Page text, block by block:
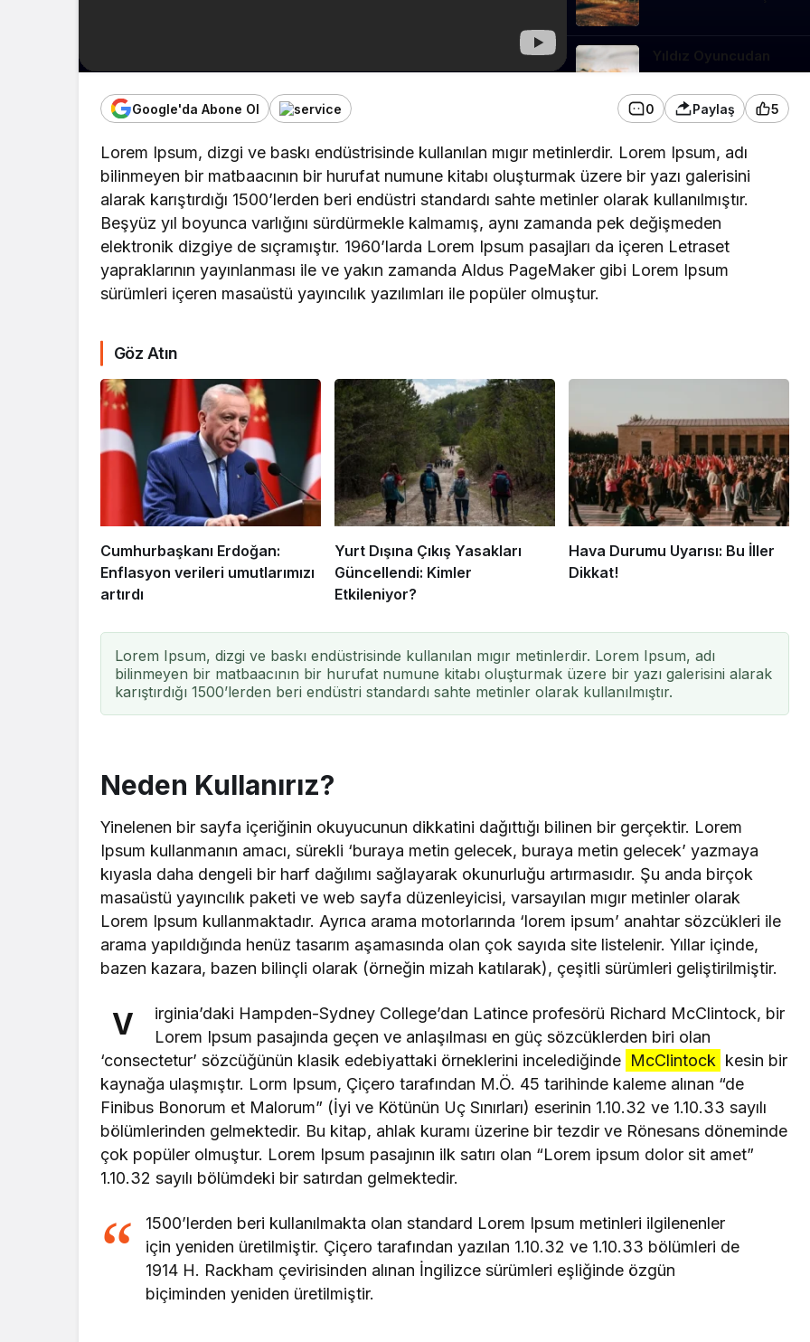
Bomba Açıklama:
Ekranlara Veda Ediyor
Depresyon
Vakalarında Rekor
Artış: Uzmanlar
Nedeni Açıkladı
Ödül Gecesinde
Büyük Şok: Favori
Google'da Abone Ol 0 Paylaş 5
Lorem Ipsum, dizgi ve baskı endüstrisinde kullanılan mıgır metinlerdir. Lorem Ipsum, adı
bilinmeyen bir matbaacının bir hurufat numune kitabı oluşturmak üzere bir yazı galerisini
alarak karıştırdığı 1500’lerden beri endüstri standardı sahte metinler olarak kullanılmıştır.
Beşyüz yıl boyunca varlığını sürdürmekle kalmamış, aynı zamanda pek değişmeden
elektronik dizgiye de sıçramıştır. 1960’larda Lorem Ipsum pasajları da içeren Letraset
yapraklarının yayınlanması ile ve yakın zamanda Aldus PageMaker gibi Lorem Ipsum
sürümleri içeren masaüstü yayıncılık yazılımları ile popüler olmuştur.
Göz Atın
Cumhurbaşkanı Erdoğan:
Enflasyon verileri umutlarımızı
artırdı
Yurt Dışına Çıkış Yasakları
Güncellendi: Kimler
Etkileniyor?
Hava Durumu Uyarısı: Bu İller
Dikkat!
Lorem Ipsum, dizgi ve baskı endüstrisinde kullanılan mıgır metinlerdir. Lorem Ipsum, adı
bilinmeyen bir matbaacının bir hurufat numune kitabı oluşturmak üzere bir yazı galerisini alarak
karıştırdığı 1500’lerden beri endüstri standardı sahte metinler olarak kullanılmıştır.
Neden Kullanırız?
Yinelenen bir sayfa içeriğinin okuyucunun dikkatini dağıttığı bilinen bir gerçektir. Lorem
Ipsum kullanmanın amacı, sürekli ‘buraya metin gelecek, buraya metin gelecek’ yazmaya
kıyasla daha dengeli bir harf dağılımı sağlayarak okunurluğu artırmasıdır. Şu anda birçok
masaüstü yayıncılık paketi ve web sayfa düzenleyicisi, varsayılan mıgır metinler olarak
Lorem Ipsum kullanmaktadır. Ayrıca arama motorlarında ‘lorem ipsum’ anahtar sözcükleri ile
arama yapıldığında henüz tasarım aşamasında olan çok sayıda site listelenir. Yıllar içinde,
bazen kazara, bazen bilinçli olarak (örneğin mizah katılarak), çeşitli sürümleri geliştirilmiştir.
V
irginia’daki Hampden-Sydney College’dan Latince profesörü Richard McClintock, bir
Lorem Ipsum pasajında geçen ve anlaşılması en güç sözcüklerden biri olan
‘consectetur’ sözcüğünün klasik edebiyattaki örneklerini incelediğinde McClintock kesin bir
kaynağa ulaşmıştır. Lorm Ipsum, Çiçero tarafından M.Ö. 45 tarihinde kaleme alınan “de
Finibus Bonorum et Malorum” (İyi ve Kötünün Uç Sınırları) eserinin 1.10.32 ve 1.10.33 sayılı
bölümlerinden gelmektedir. Bu kitap, ahlak kuramı üzerine bir tezdir ve Rönesans döneminde
çok popüler olmuştur. Lorem Ipsum pasajının ilk satırı olan “Lorem ipsum dolor sit amet”
1.10.32 sayılı bölümdeki bir satırdan gelmektedir.
1500’lerden beri kullanılmakta olan standard Lorem Ipsum metinleri ilgilenenler
için yeniden üretilmiştir. Çiçero tarafından yazılan 1.10.32 ve 1.10.33 bölümleri de
1914 H. Rackham çevirisinden alınan İngilizce sürümleri eşliğinde özgün
biçiminden yeniden üretilmiştir.
Uncategorized
Ankara’nın En İyi Reklam Ajansı
Hangisi? Markalar Neden Bozbora
Uncategorized
Konya Sosyal Medya Yönetimi